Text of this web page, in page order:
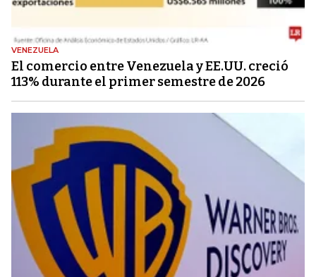
VENEZUELA
El comercio entre Venezuela y EE.UU. creció
113% durante el primer semestre de 2026